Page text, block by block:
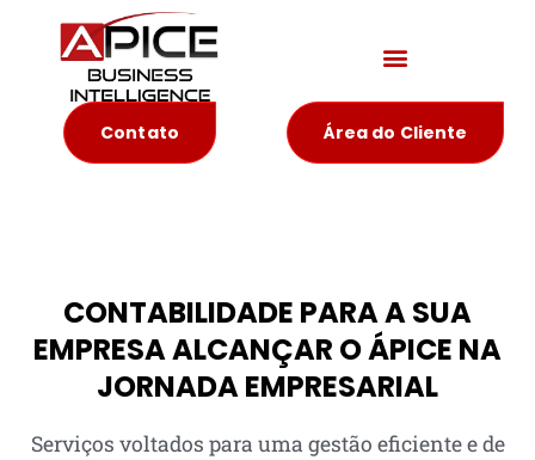
Contato Área do Cliente
CONTABILIDADE PARA A SUA
EMPRESA ALCANÇAR O ÁPICE NA
JORNADA EMPRESARIAL
Serviços voltados para uma gestão eficiente e de